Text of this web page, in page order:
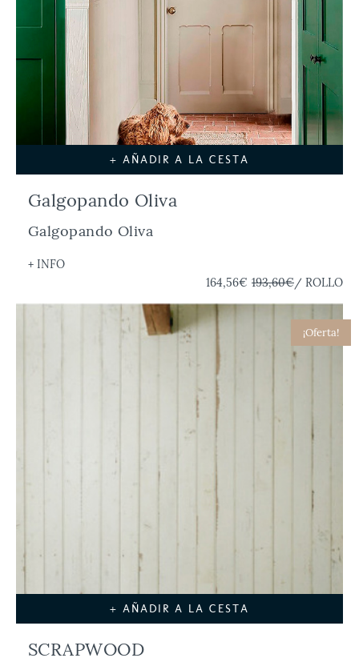
+ AÑADIR A LA CESTA
Galgopando Oliva
Galgopando Oliva
+ INFO
164,56€ 193,60€/ ROLLO
¡Oferta!
+ AÑADIR A LA CESTA
SCRAPWOOD